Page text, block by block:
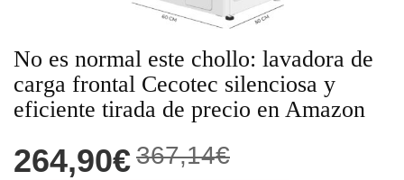
No es normal este chollo: lavadora de
carga frontal Cecotec silenciosa y
eficiente tirada de precio en Amazon
264,90€367,14€